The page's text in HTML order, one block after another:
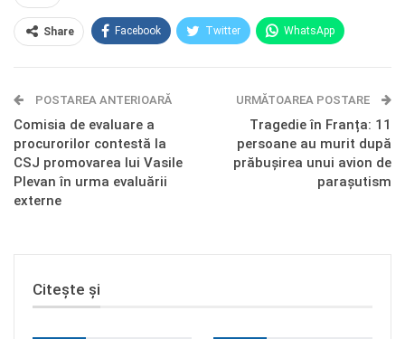
Share Facebook Twitter WhatsApp
Telegram OK.ru
POSTAREA ANTERIOARĂ
Comisia de evaluare a
procurorilor contestă la
CSJ promovarea lui Vasile
Plevan în urma evaluării
externe
URMĂTOAREA POSTARE
Tragedie în Franța: 11
persoane au murit după
prăbușirea unui avion de
parașutism
Citește și